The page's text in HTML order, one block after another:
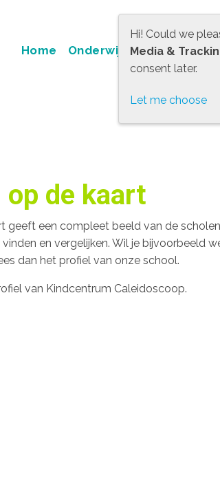
Home Onderwijs Ouders
op de kaart
geeft een compleet beeld van de
en vergelijken. Wil je bijvoorbeeld
dan het profiel van onze school.
van Kindcentrum Caleidoscoop.
Hi! Could we
Media &
consent later.
Let me choose